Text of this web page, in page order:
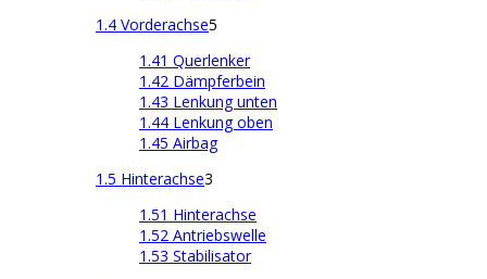
1.4 Vorderachse5
1.41 Querlenker
1.42 Dämpferbein
1.43 Lenkung unten
1.44 Lenkung oben
1.45 Airbag
1.5 Hinterachse3
1.51 Hinterachse
1.52 Antriebswelle
1.53 Stabilisator